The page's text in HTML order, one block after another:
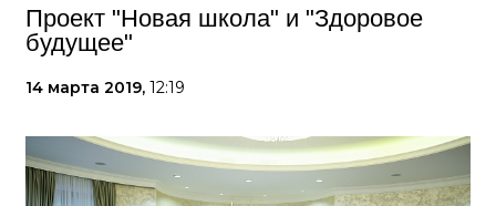
Проект "Новая школа" и "Здоровое
будущее"
14 марта 2019, 12:19